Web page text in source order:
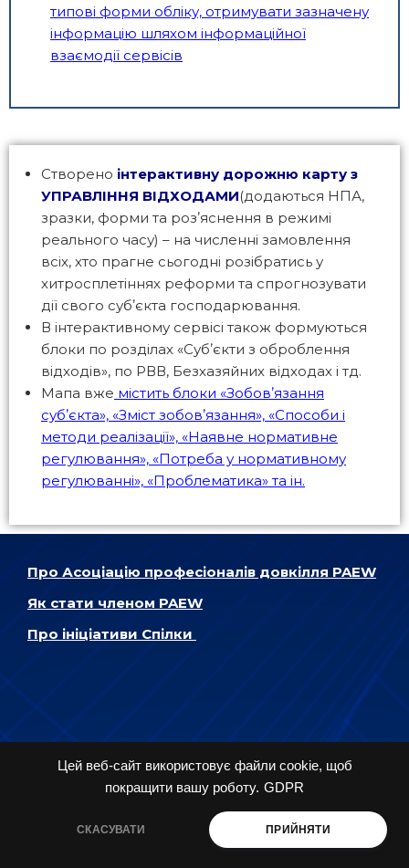
Цей веб-сайт використовує файли cookie, щоб
покращити вашу роботу. GDPR
СКАСУВАТИ ПРИЙНЯТИ
типові форми обліку, отримувати зазначену
інформацію шляхом інформаційної
взаємодії сервісів
Створено інтерактивну дорожню карту з
УПРАВЛІННЯ ВІДХОДАМИ(додаються НПА,
зразки, форми та розʼяснення в режимі
реального часу) – на численні замовлення
всіх, хто прагне сьогодні розібратись у
хитросплетіннях реформи та спрогнозувати
дії свого субʼєкта господарювання.
В інтерактивному сервісі також формуються
блоки по розділах «Субʼєкти з оброблення
відходів», по РВВ, Безхазяйних відходах і тд.
Мапа вже містить блоки «Зобовʼязання
субʼєкта», «Зміст зобовʼязання», «Способи і
методи реалізації», «Наявне нормативне
регулювання», «Потреба у нормативному
регулюванні», «Проблематика» та ін.
Про Асоціацію професіоналів довкілля PAEW
Як стати членом PAEW
Про ініціативи Спілки
Більше навчальних програм для
Підписатись на оновлення в телеграм-каналі